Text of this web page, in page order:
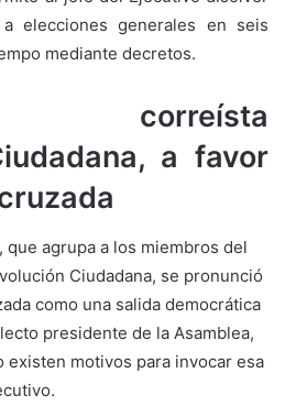
elecciones generales en seis
mediante decretos.
correísta
a favor
que agrupa a los miembros del
Ciudadana, se pronunció
como una salida democrática
presidente de la Asamblea,
existen motivos para invocar esa